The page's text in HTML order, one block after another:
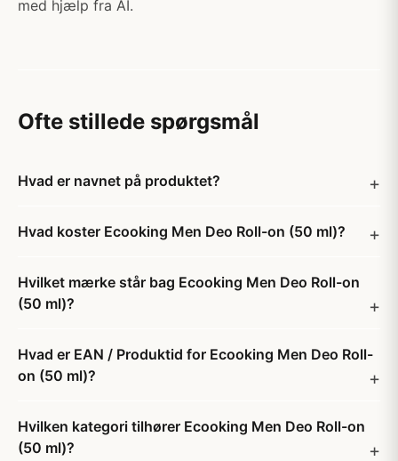
med hjælp fra AI.
Ofte stillede spørgsmål
Hvad er navnet på produktet?
Hvad koster Ecooking Men Deo Roll-on (50 ml)?
Hvilket mærke står bag Ecooking Men Deo Roll-on
(50 ml)?
Hvad er EAN / Produktid for Ecooking Men Deo Roll-
on (50 ml)?
Hvilken kategori tilhører Ecooking Men Deo Roll-on
(50 ml)?